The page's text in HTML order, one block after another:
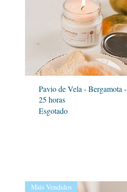
Visualização rápida
Pavio de Vela - Bergamota -
25 horas
Esgotado
Mais Vendidos